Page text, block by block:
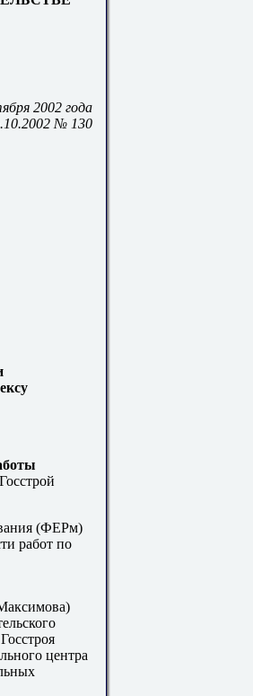
2002 года
.2002 № 130
(ФЕРм)
работ по
центра